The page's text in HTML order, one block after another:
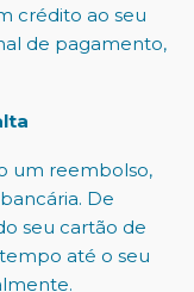
crédito ao seu
de pagamento,
um reembolso,
De
seu cartão de
até o seu